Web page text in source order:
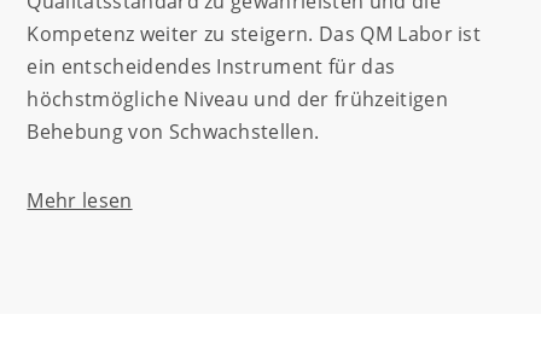
Kompetenz weiter zu steigern. Das QM Labor ist
ein entscheidendes Instrument für das
höchstmögliche Niveau und der frühzeitigen
Behebung von Schwachstellen.
Mehr lesen